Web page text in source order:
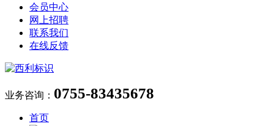
会员中心
网上招聘
联系我们
在线反馈
业务咨询： 0755-83435678
首页